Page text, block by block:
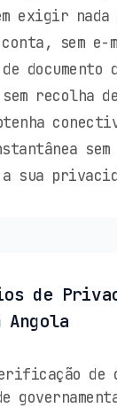
exigir
conta, sem e-
documento
recolha
sem
a sua
de
Angola
de